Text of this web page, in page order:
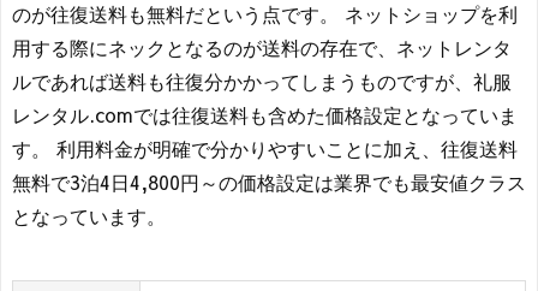
のが往復送料も無料だという点です。 ネットショップを利
用する際にネックとなるのが送料の存在で、ネットレンタ
ルであれば送料も往復分かかってしまうものですが、礼服
レンタル.comでは往復送料も含めた価格設定となっていま
す。 利用料金が明確で分かりやすいことに加え、往復送料
無料で3泊4日4,800円～の価格設定は業界でも最安値クラス
となっています。